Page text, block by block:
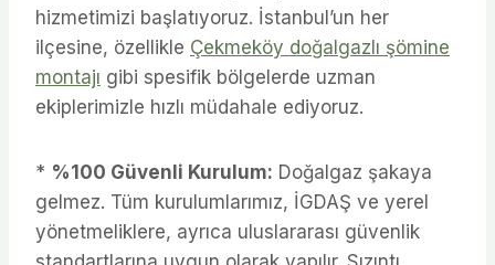
hizmetimizi başlatıyoruz. İstanbul’un her
ilçesine, özellikle Çekmeköy doğalgazlı şömine
montajı gibi spesifik bölgelerde uzman
ekiplerimizle hızlı müdahale ediyoruz.
* %100 Güvenli Kurulum: Doğalgaz şakaya
gelmez. Tüm kurulumlarımız, İGDAŞ ve yerel
yönetmeliklere, ayrıca uluslararası güvenlik